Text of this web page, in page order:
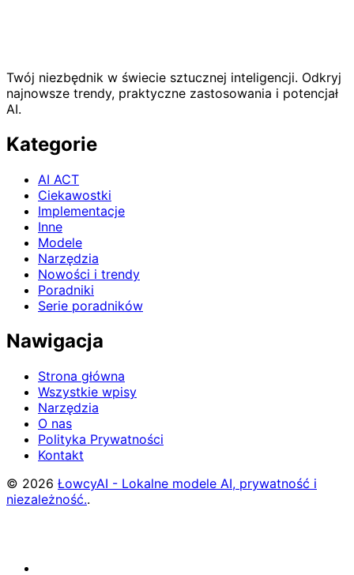
Twój niezbędnik w świecie sztucznej inteligencji. Odkryj
najnowsze trendy, praktyczne zastosowania i potencjał
AI.
Kategorie
AI ACT
Ciekawostki
Implementacje
Inne
Modele
Narzędzia
Nowości i trendy
Poradniki
Serie poradników
Nawigacja
Strona główna
Wszystkie wpisy
Narzędzia
O nas
Polityka Prywatności
Kontakt
© 2026 ŁowcyAI - Lokalne modele AI, prywatność i
niezależność..